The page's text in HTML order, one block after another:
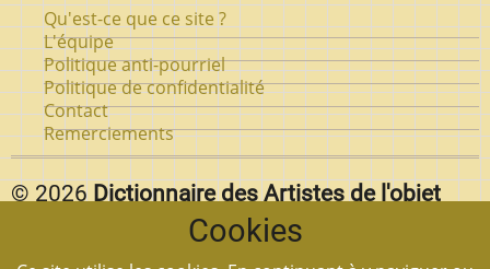
Pied
de
page
Qu'est-ce que ce site ?
L'équipe
Politique anti-pourriel
Politique de confidentialité
Contact
Remerciements
© 2026 Dictionnaire des Artistes de l'objet
Cookies